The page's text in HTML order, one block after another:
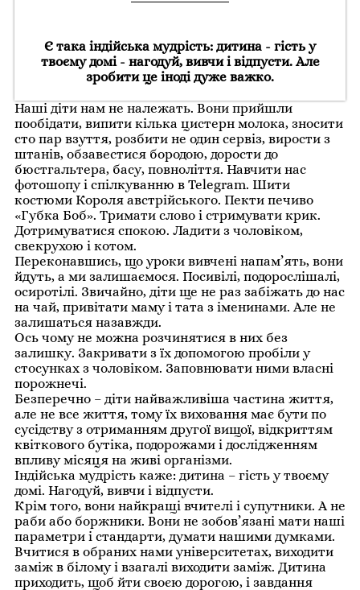
Є така індійська мудрість: дитина - гість у
твоєму домі - нагодуй, вивчи і відпусти. Але
зробити це іноді дуже важко.
Наші діти нам не належать. Вони прийшли
пообідати, випити кілька цистерн молока, зносити
сто пар взуття, розбити не один сервіз, вирости з
штанів, обзавестися бородою, дорости до
бюстгальтера, басу, повноліття. Навчити нас
фотошопу і спілкуванню в Telegram. Шити
костюми Короля австрійського. Пекти печиво
«Губка Боб». Тримати слово і стримувати крик.
Дотримуватися спокою. Ладити з чоловіком,
свекрухою і котом.
Переконавшись, що уроки вивчені напам’ять, вони
йдуть, а ми залишаємося. Посивілі, подорослішалі,
осиротілі. Звичайно, діти ще не раз забіжать до нас
на чай, привітати маму і тата з іменинами. Але не
залишаться назавжди.
Ось чому не можна розчинятися в них без
залишку. Закривати з їх допомогою пробіли у
стосунках з чоловіком. Заповнювати ними власні
порожнечі.
Безперечно – діти найважливіша частина життя,
але не все життя, тому їх виховання має бути по
сусідству з отриманням другої вищої, відкриттям
квіткового бутіка, подорожами і дослідженням
впливу місяця на живі організми.
Індійська мудрість каже: дитина – гість у твоєму
домі. Нагодуй, вивчи і відпусти.
Крім того, вони найкращі вчителі і супутники. А не
раби або боржники. Вони не зобов’язані мати наші
параметри і стандарти, думати нашими думками.
Вчитися в обраних нами університетах, виходити
заміж в білому і взагалі виходити заміж. Дитина
приходить, щоб йти своєю дорогою, і завдання